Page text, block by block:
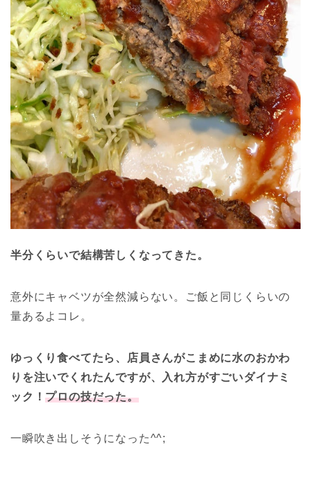
半分くらいで結構苦しくなってきた。
意外にキャベツが全然減らない。ご飯と同じくらいの
量あるよコレ。
ゆっくり食べてたら、店員さんがこまめに水のおかわ
りを注いでくれたんですが、入れ方がすごいダイナミ
ック！プロの技だった。
一瞬吹き出しそうになった^^;